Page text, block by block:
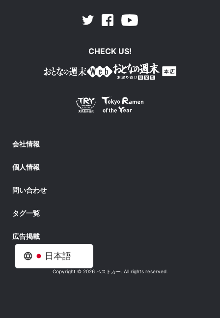
日本語
Twitter Facebook
CHECK US!
会社情報
個人情報
問い合わせ
タグ一覧
広告掲載
Copyright © 2026 ベストカー. All rights reserved.